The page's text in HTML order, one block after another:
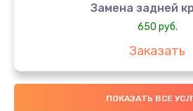
Замена задней
650 руб.
Заказать
Замена
4000 руб.
ПОКАЗАТЬ ВСЕ